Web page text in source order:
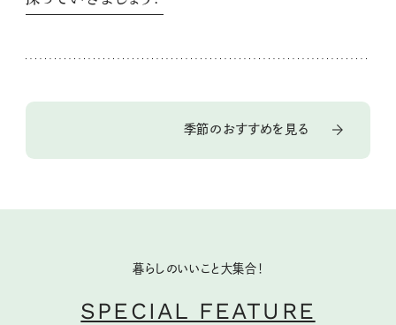
季節のおすすめを見る
暮らしのいいこと大集合！
SPECIAL FEATURE